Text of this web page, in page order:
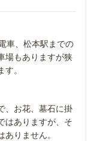
車、松本駅までの
場もありますが狭
。
、お花、墓石に掛
はありますが、そ
りません。